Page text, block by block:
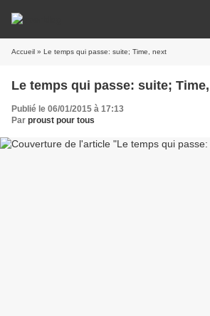
Accueil » Le temps qui passe: suite; Time, next
Le temps qui passe: suite;
Publié le 06/01/2015 à 17:13
Par proust pour tous